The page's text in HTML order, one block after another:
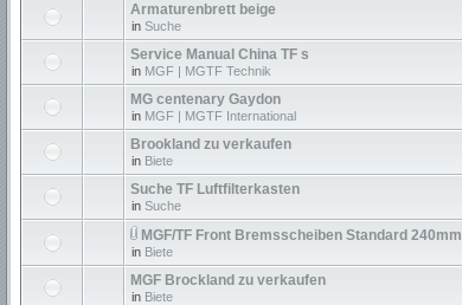
Armaturenbrett beige
in Suche
Service Manual China TF s
in MGF | MGTF Technik
MG centenary Gaydon
in MGF | MGTF International
Brookland zu verkaufen
in Biete
Suche TF Luftfilterkasten
in Suche
MGF/TF Front Bremsscheiben Standard 240mm
in Biete
MGF Brockland zu verkaufen
in Biete